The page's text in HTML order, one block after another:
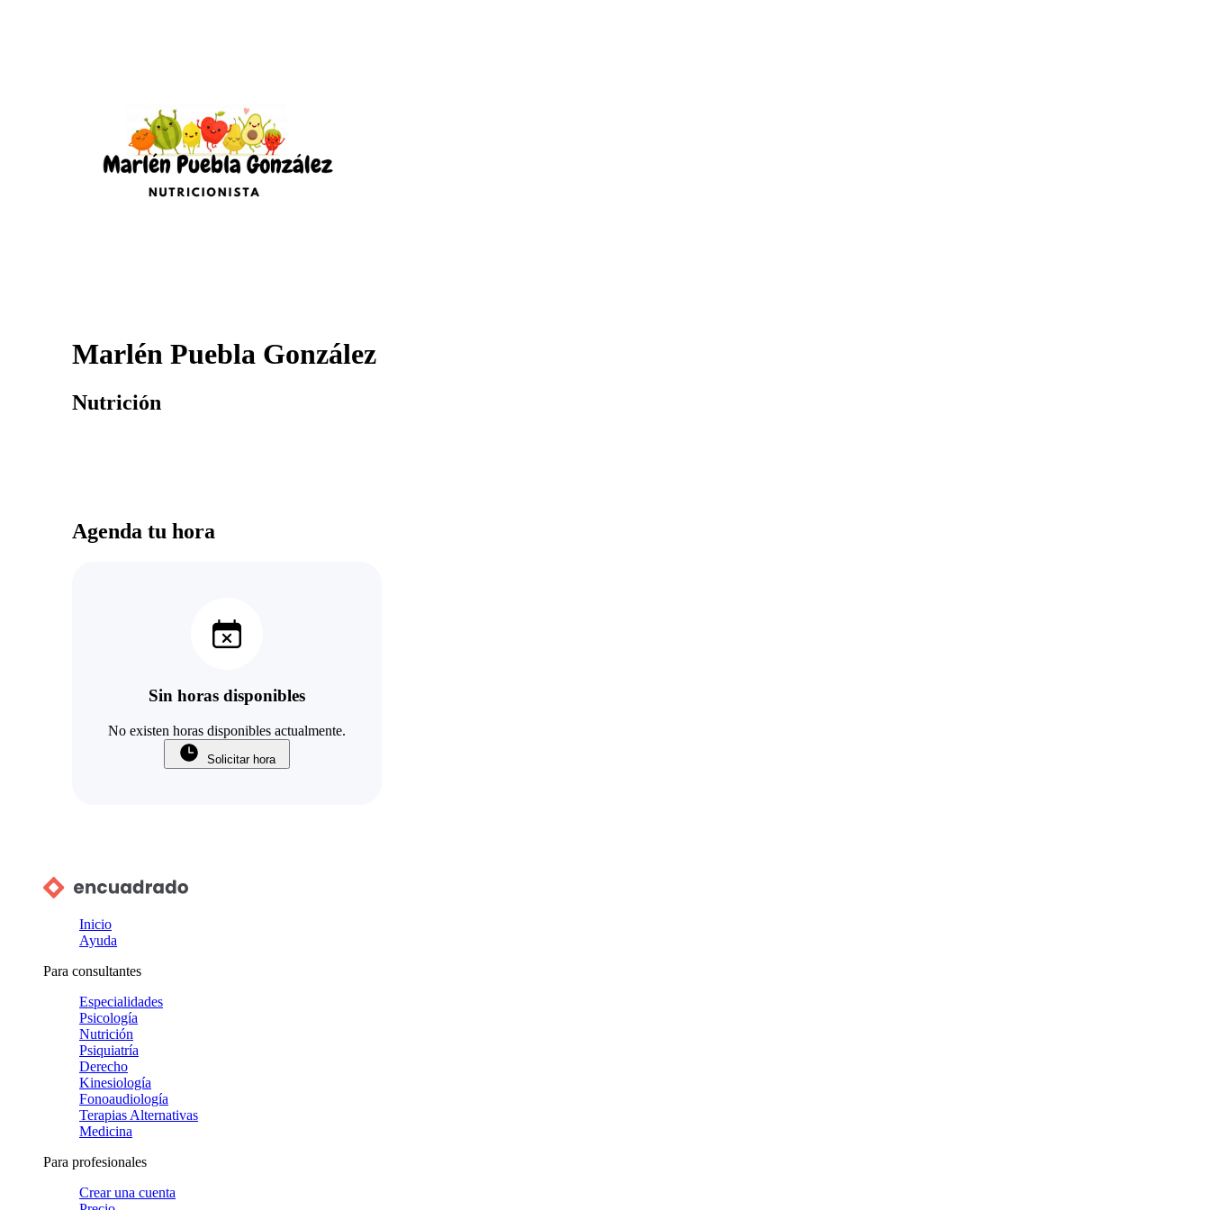
Marlén Puebla González
Nutrición
Agenda tu hora
Sin horas disponibles
No existen horas disponibles actualmente.
Solicitar hora
Inicio
Ayuda
Para consultantes
Especialidades
Psicología
Nutrición
Psiquiatría
Derecho
Kinesiología
Fonoaudiología
Terapias Alternativas
Medicina
Para profesionales
Crear una cuenta